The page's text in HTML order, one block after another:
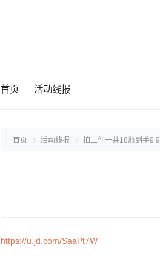
首页 活动线报
首页 活动线报 拍三件一共18瓶到手9.9
https://u.jd.com/SaaPt7W